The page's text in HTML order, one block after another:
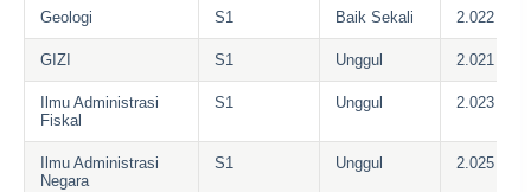
Geologi S1 Baik Sekali 2.022
GIZI S1 Unggul 2.021
Ilmu Administrasi
Fiskal
S1 Unggul 2.023
Ilmu Administrasi
Negara
S1 Unggul 2.025